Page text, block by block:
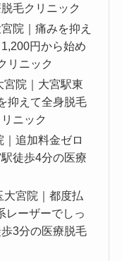
毛クリニック
院｜痛みを抑え
円から始め
リニック
宮院｜大宮駅東
抑えて全身脱毛
ニック
｜追加料金ゼロ
徒歩4分の医療
大宮院｜都度払
レーザーでしっ
3分の医療脱毛